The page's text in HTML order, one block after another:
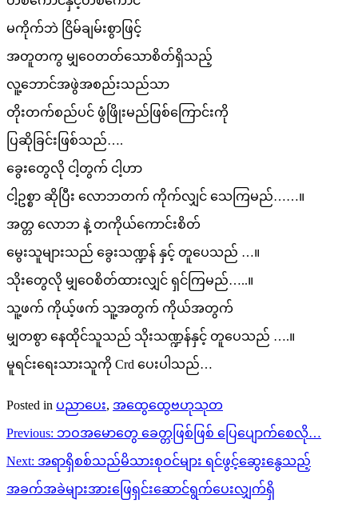
မကိုက်ဘဲ ငြိမ်ချမ်းစွာဖြင့်
အတူတကွ မျှဝေတတ်သောစိတ်ရှိသည့်
လူ့ဘောင်အဖွဲအစည်းသည်သာ
တိုးတက်စည်ပင် ဖွံဖြိုးမည်ဖြစ်ကြောင်းကို
ပြဆိုခြင်းဖြစ်သည်….
ခွေးတွေလို ငါ့တွက် ငါ့ဟာ
ငါ့ဥစ္စာ ဆိုပြီး လောဘတက် ကိုက်လျှင် သေကြမည်……။
အတ္တ လောဘ နဲ့ တကိုယ်ကောင်းစိတ်
မွေးသူများသည် ခွေးသဏ္ဍန် နှင့် တူပေသည် …။
သိုးတွေလို မျှဝေစိတ်ထားလျှင် ရှင်ကြမည်…..။
သူ့ဖက် ကိုယ့်ဖက် သူ့အတွက် ကိုယ်အတွက်
မျှတစွာ နေထိုင်သူသည် သိုးသဏ္ဍန်နှင့် တူပေသည် ….။
မူရင်းရေးသားသူကို Crd ပေးပါသည်…
Posted in ပညာပေး, အထွေထွေဗဟုသုတ
Post
navigation
Previous: ဘဝအမောတွေ ခေတ္တဖြစ်ဖြစ် ပြေပျောက်စေလို…
Next: အရာရှိစစ်သည်မိသားစုဝင်များ ရင်ဖွင့်ဆွေးနွေသည့်
အခက်အခဲများအားဖြေရှင်းဆောင်ရွက်ပေးလျှက်ရှိ